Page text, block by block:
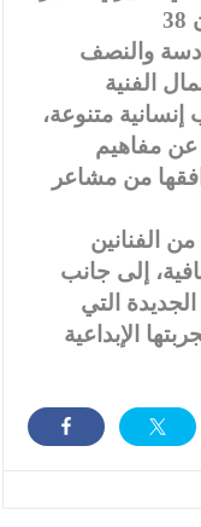
والنصف
الفنية
متنوعة،
عن مفاهيم
من مشاعر
الفنانين
إلى جانب
التي
الإبداعية